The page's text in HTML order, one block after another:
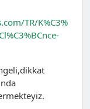
TR/K%C3%